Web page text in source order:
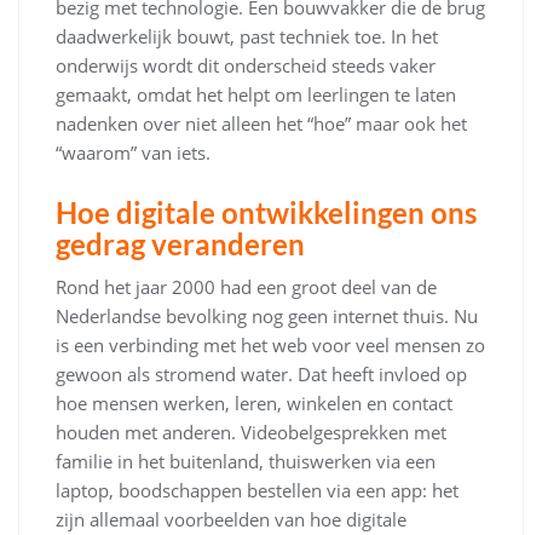
bezig met technologie. Een bouwvakker die de brug
daadwerkelijk bouwt, past techniek toe. In het
onderwijs wordt dit onderscheid steeds vaker
gemaakt, omdat het helpt om leerlingen te laten
nadenken over niet alleen het “hoe” maar ook het
“waarom” van iets.
Hoe digitale ontwikkelingen ons
gedrag veranderen
Rond het jaar 2000 had een groot deel van de
Nederlandse bevolking nog geen internet thuis. Nu
is een verbinding met het web voor veel mensen zo
gewoon als stromend water. Dat heeft invloed op
hoe mensen werken, leren, winkelen en contact
houden met anderen. Videobelgesprekken met
familie in het buitenland, thuiswerken via een
laptop, boodschappen bestellen via een app: het
zijn allemaal voorbeelden van hoe digitale